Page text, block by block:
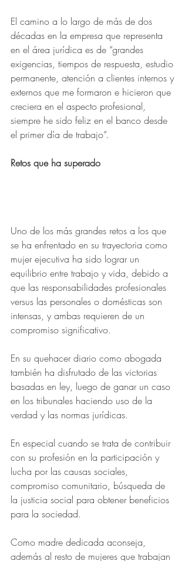
El camino a lo largo de más de dos
décadas en la empresa que representa
en el área jurídica es de “grandes
exigencias, tiempos de respuesta, estudio
permanente, atención a clientes internos y
externos que me formaron e hicieron que
creciera en el aspecto profesional,
siempre he sido feliz en el banco desde
el primer día de trabajo”.
Retos que ha superado
Uno de los más grandes retos a los que
se ha enfrentado en su trayectoria como
mujer ejecutiva ha sido lograr un
equilibrio entre trabajo y vida, debido a
que las responsabilidades profesionales
versus las personales o domésticas son
intensas, y ambas requieren de un
compromiso significativo.
En su quehacer diario como abogada
también ha disfrutado de las victorias
basadas en ley, luego de ganar un caso
en los tribunales haciendo uso de la
verdad y las normas jurídicas.
En especial cuando se trata de contribuir
con su profesión en la participación y
lucha por las causas sociales,
compromiso comunitario, búsqueda de
la justicia social para obtener beneficios
para la sociedad.
Como madre dedicada aconseja,
además al resto de mujeres que trabajan